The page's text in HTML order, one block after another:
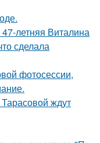
летняя Виталина
сделала
фотосессии,
ждут